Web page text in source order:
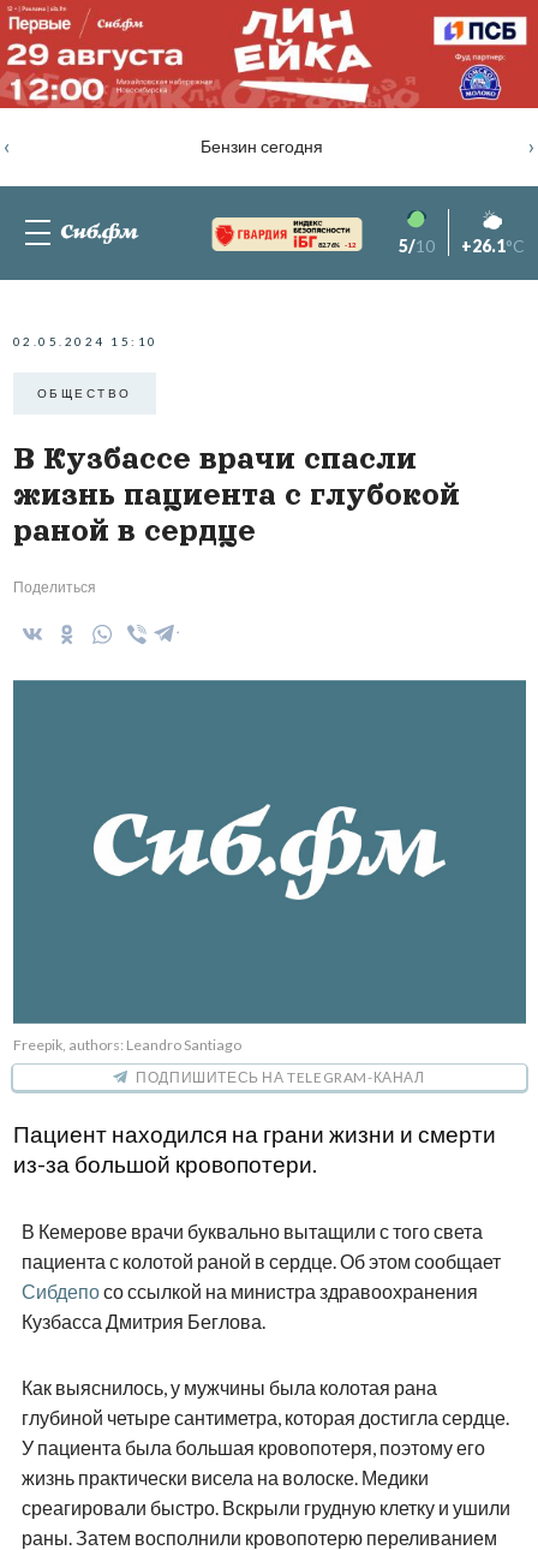
Бензин сегодня
‹ ›
82.76% -1.2 5/10 +26.1°C
02.05.2024 15:10
ОБЩЕСТВО
В Кузбассе врачи спасли
жизнь пациента с глубокой
раной в сердце
Поделиться
Freepik, authors: Leandro Santiago
ПОДПИШИТЕСЬ НА TELEGRAM-КАНАЛ
Пациент находился на грани жизни и смерти
из-за большой кровопотери.
В Кемерове врачи буквально вытащили с того света
пациента с колотой раной в сердце. Об этом сообщает
Сибдепосо ссылкой на министра здравоохранения
Кузбасса Дмитрия Беглова.
Как выяснилось, у мужчины была колотая рана
глубиной четыре сантиметра, которая достигла сердце.
У пациента была большая кровопотеря, поэтому его
жизнь практически висела на волоске. Медики
среагировали быстро. Вскрыли грудную клетку и ушили
раны. Затем восполнили кровопотерю переливанием